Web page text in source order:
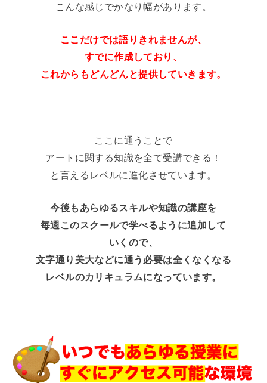
こんな感じでかなり幅があります。
ここだけでは語りきれませんが、
すでに作成しており、
これからもどんどんと提供していきます。
ここに通うことで
アートに関する知識を全て受講できる！
と言えるレベルに進化させています。
今後もあらゆるスキルや知識の講座を
毎週このスクールで学べるように追加して
いくので、
文字通り美大などに通う必要は全くなくなる
レベルのカリキュラムになっています。